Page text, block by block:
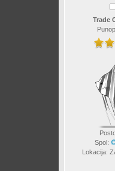
Trade
Spol:
Lokacija: